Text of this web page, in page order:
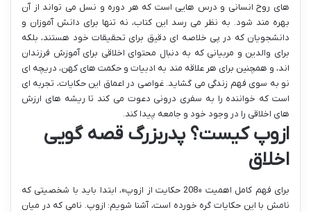
های روح انسانی و درس هایی است که هر دوره و نسل می تواند از آن
بهره مند شود. به نظر می رسد این کتاب، نه تنها برای دانش آموزان و
دانشجویان که در پی خلاصه ای دقیق برای تحقیقات خود هستند، بلکه
برای والدین و مربیانی که به دنبال محتوای اخلاقی برای آموزش فرزندان
اند، و همچنین برای هر علاقه مند به ادبیات و حکمت های کهن، دریچه ای
نو به سوی فهم زندگی می گشاید. غواصی در اعماق این حکایات، تجربه ای
است که خواننده را به سفری درونی دعوت می کند تا ریشه های ارزش
های اخلاقی را در وجود خود و جامعه پیدا کند.
ازوپ کیست؟ پدربزرگ قصه گویی
اخلاق
برای فهم کامل اهمیت «208 حکایت از ازوپ»، ابتدا باید با شخصیتی که
نامش با این حکایات گره خورده است، آشنا شویم: ازوپ. نامی که در میان